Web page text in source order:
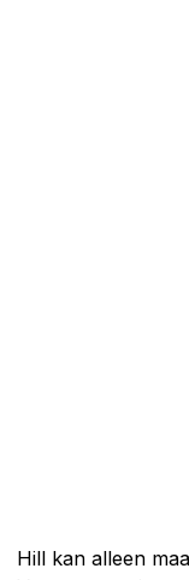
Hill kan alleen